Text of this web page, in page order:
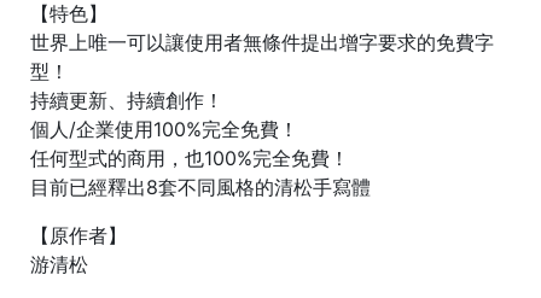
【特色】
世界上唯一可以讓使用者無條件提出增字要求的免費字
型！
持續更新、持續創作！
個人/企業使用100%完全免費！
任何型式的商用，也100%完全免費！
目前已經釋出8套不同風格的清松手寫體
【原作者】
游清松